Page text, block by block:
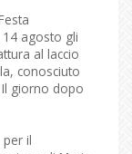
14 agosto gli
al laccio
conosciuto
Il giorno dopo
il